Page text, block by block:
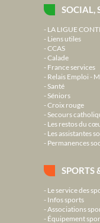
SOCIAL,
LA LIGUE
Liens utiles
CCAS
Calade
France services
Relais Emploi -
Santé
Séniors
Croix rouge
Secours
Les restos du
Les assistantes
Permanences
SPORTS
Le service des
Infos sports
Associations
Équipement